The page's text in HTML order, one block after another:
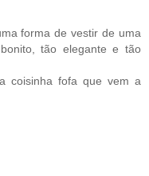
forma de vestir de uma
tão elegante e tão
coisinha fofa que vem a